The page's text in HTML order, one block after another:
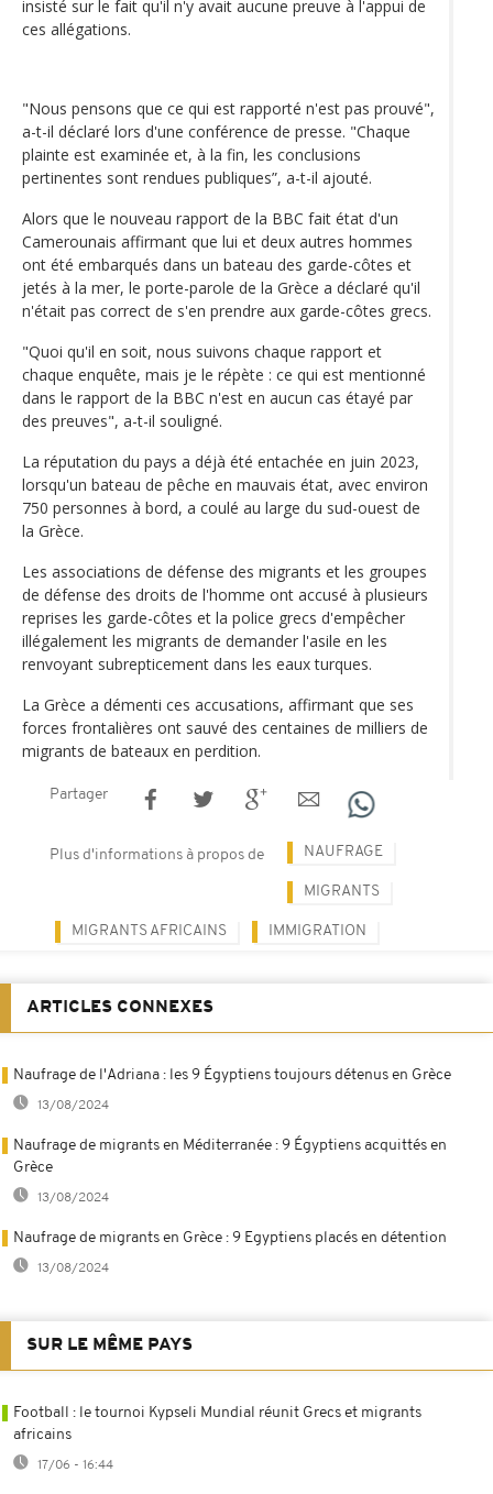
insisté sur le fait qu'il n'y avait aucune preuve à l'appui de
ces allégations.
"Nous pensons que ce qui est rapporté n'est pas prouvé",
a-t-il déclaré lors d'une conférence de presse. "Chaque
plainte est examinée et, à la fin, les conclusions
pertinentes sont rendues publiques”, a-t-il ajouté.
Alors que le nouveau rapport de la BBC fait état d'un
Camerounais affirmant que lui et deux autres hommes
ont été embarqués dans un bateau des garde-côtes et
jetés à la mer, le porte-parole de la Grèce a déclaré qu'il
n'était pas correct de s'en prendre aux garde-côtes grecs.
"Quoi qu'il en soit, nous suivons chaque rapport et
chaque enquête, mais je le répète : ce qui est mentionné
dans le rapport de la BBC n'est en aucun cas étayé par
des preuves", a-t-il souligné.
La réputation du pays a déjà été entachée en juin 2023,
lorsqu'un bateau de pêche en mauvais état, avec environ
750 personnes à bord, a coulé au large du sud-ouest de
la Grèce.
Les associations de défense des migrants et les groupes
de défense des droits de l'homme ont accusé à plusieurs
reprises les garde-côtes et la police grecs d'empêcher
illégalement les migrants de demander l'asile en les
renvoyant subrepticement dans les eaux turques.
La Grèce a démenti ces accusations, affirmant que ses
forces frontalières ont sauvé des centaines de milliers de
migrants de bateaux en perdition.
Partager
Plus d'informations à propos de NAUFRAGE
MIGRANTS
MIGRANTS AFRICAINS IMMIGRATION
ARTICLES CONNEXES
Naufrage de l'Adriana : les 9 Égyptiens toujours détenus en Grèce
13/08/2024
Naufrage de migrants en Méditerranée : 9 Égyptiens acquittés en
Grèce
13/08/2024
Naufrage de migrants en Grèce : 9 Egyptiens placés en détention
13/08/2024
SUR LE MÊME PAYS
Football : le tournoi Kypseli Mundial réunit Grecs et migrants
africains
17/06 - 16:44